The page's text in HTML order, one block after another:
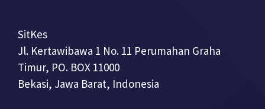
SitKes
Jl. Kertawibawa 1 No. 11 Perumahan Graha
Timur, PO. BOX 11000
Bekasi, Jawa Barat, Indonesia